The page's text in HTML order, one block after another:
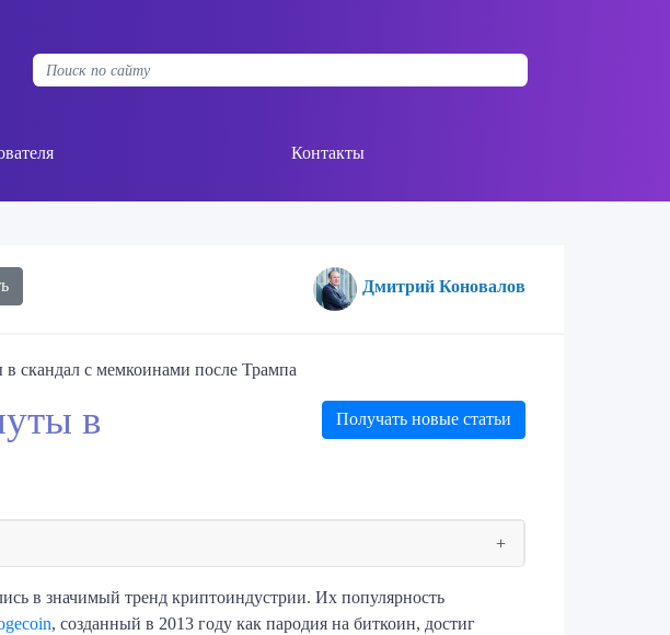
Контакты
Дмитрий Коновалов
скандал с мемкоинами после Трампа
в
Получать новые статьи
в значимый тренд криптоиндустрии. Их популярность
, созданный в 2013 году как пародия на биткоин, достиг